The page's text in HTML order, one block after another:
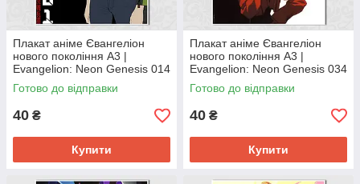
Плакат аніме Євангеліон
нового покоління А3 |
Evangelion: Neon Genesis 014
Готово до відправки
40 ₴
Купити
Плакат аніме Євангеліон
нового покоління А3 |
Evangelion: Neon Genesis 034
Готово до відправки
40 ₴
Купити